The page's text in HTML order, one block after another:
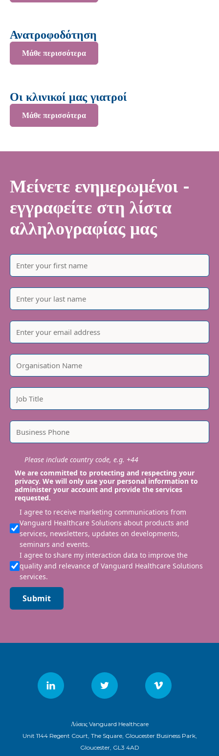
Ανατροφοδότηση
Μάθε περισσότερα
Οι κλινικοί μας γιατροί
Μάθε περισσότερα
Μείνετε ενημερωμένοι -
εγγραφείτε στη λίστα
αλληλογραφίας μας
Please include country code, e.g. +44
We are committed to protecting and respecting your
privacy. We will only use your personal information to
administer your account and provide the services
requested.
I agree to receive marketing communications from
Vanguard Healthcare Solutions about products and
services, newsletters, updates on developments,
seminars and events.
I agree to share my interaction data to improve the
quality and relevance of Vanguard Healthcare Solutions
services.
Submit
Λύσεις Vanguard Healthcare
Unit 1144 Regent Court, The Square, Gloucester Business Park,
Gloucester, GL3 4AD